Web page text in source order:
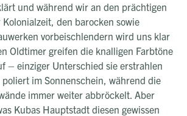
und während wir an den prächtigen
den barocken sowie
vorbeischlendern wird uns klar
Oldtimer greifen die knalligen Farbtöne
– einziger Unterschied sie erstrahlen
im Sonnenschein, während die
immer weiter abbröckelt. Aber
Kubas Hauptstadt diesen gewissen